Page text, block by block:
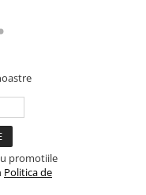
promotiile
Politica de